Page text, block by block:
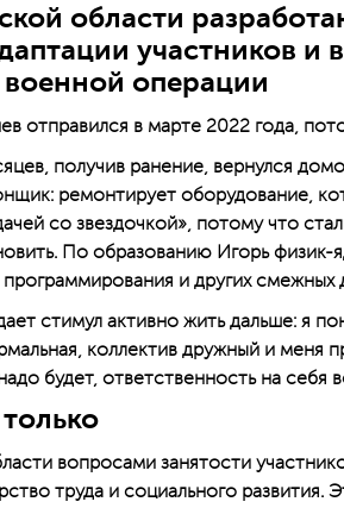
области
участников и
операции
отправился в марте 2022 года,
получив ранение, вернулся
ремонтирует оборудование,
со звездочкой», потому что
По образованию Игорь физик-
и других смежных
стимул активно жить дальше: я
коллектив дружный и меня
будет, ответственность на себя
вопросами занятости
труда и социального развития.